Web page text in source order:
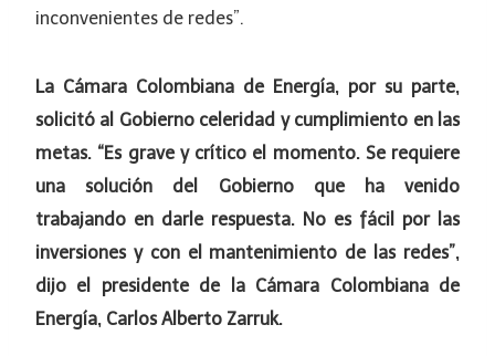
inconvenientes de redes”.
La Cámara Colombiana de Energía, por su parte,
solicitó al Gobierno celeridad y cumplimiento en las
metas. “Es grave y crítico el momento. Se requiere
una solución del Gobierno que ha venido
trabajando en darle respuesta. No es fácil por las
inversiones y con el mantenimiento de las redes”,
dijo el presidente de la Cámara Colombiana de
Energía, Carlos Alberto Zarruk.